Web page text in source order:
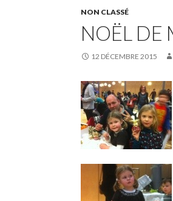
NON CLASSÉ
NOËL DE
12 DÉCEMBRE 2015